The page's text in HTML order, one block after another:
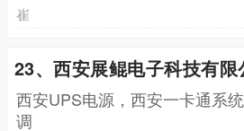
崔
23、西安展鲲电子科技有限
西安UPS电源，西安一卡通系
调